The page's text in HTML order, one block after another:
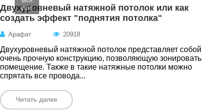
2016
Двухуровневый натяжной потолок или как
создать эффект "поднятия потолка"
Арафат 20918
Двухуровневый натяжной потолок представляет собой
очень прочную конструкцию, позволяющую зонировать
помещение. Также в такие натяжные потолки можно
спрятать все провода...
Читать далее